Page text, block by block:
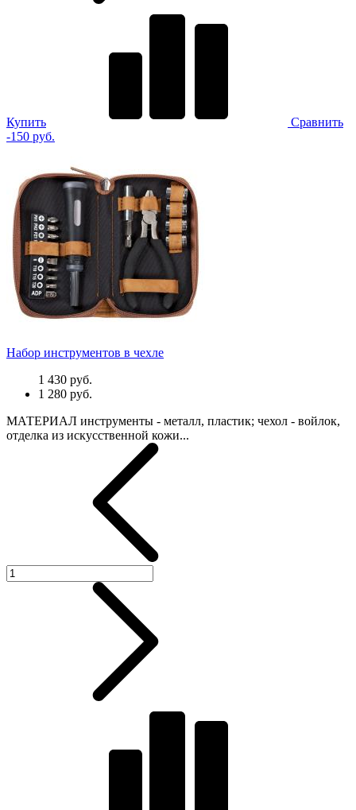
Купить
Сравнить
-150 руб.
Набор инструментов в чехле
1 430 руб.
1 280 руб.
МАТЕРИАЛ инструменты - металл, пластик; чехол - войлок,
отделка из искусственной кожи...